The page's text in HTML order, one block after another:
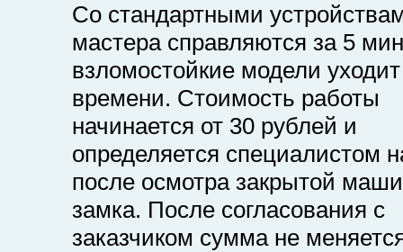
Со стандартными
мастера справляются за 5
взломостойкие модели
времени. Стоимость работы
начинается от 30 рублей и
определяется специалистом
после осмотра закрытой
замка. После согласования с
заказчиком сумма не